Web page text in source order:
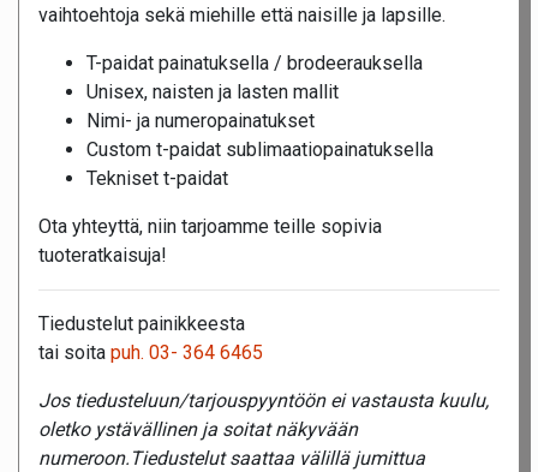
vaihtoehtoja sekä miehille että naisille ja lapsille.
T-paidat painatuksella / brodeerauksella
Unisex, naisten ja lasten mallit
Nimi- ja numeropainatukset
Custom t-paidat sublimaatiopainatuksella
Tekniset t-paidat
Ota yhteyttä, niin tarjoamme teille sopivia
tuoteratkaisuja!
Tiedustelut painikkeesta
tai soita puh. 03- 364 6465
Jos tiedusteluun/tarjouspyyntöön ei vastausta kuulu,
oletko ystävällinen ja soitat näkyvään
numeroon.Tiedustelut saattaa välillä jumittua